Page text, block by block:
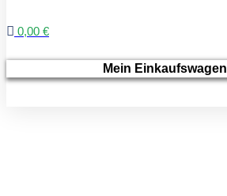
0,00 €
Mein Einkaufswagen